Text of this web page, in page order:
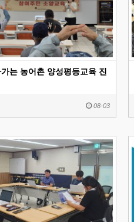
는 농어촌 양성평등교육 진
08-03